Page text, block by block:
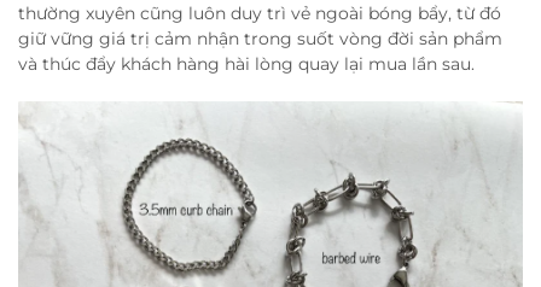
thường xuyên cũng luôn duy trì vẻ ngoài bóng bẩy, từ đó
giữ vững giá trị cảm nhận trong suốt vòng đời sản phẩm
và thúc đẩy khách hàng hài lòng quay lại mua lần sau.